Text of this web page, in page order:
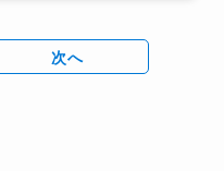
次へ